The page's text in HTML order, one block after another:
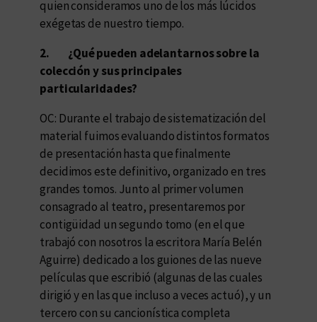
quien consideramos uno de los más lúcidos
exégetas de nuestro tiempo.
2.
¿Qué pueden adelantarnos sobre la
colección y sus principales
particularidades?
OC: Durante el trabajo de sistematización del
material fuimos evaluando distintos formatos
de presentación hasta que finalmente
decidimos este definitivo, organizado en tres
grandes tomos. Junto al primer volumen
consagrado al teatro, presentaremos por
contigüidad un segundo tomo (en el que
trabajó con nosotros la escritora María Belén
Aguirre) dedicado a los guiones de las nueve
películas que escribió (algunas de las cuales
dirigió y en las que incluso a veces actuó), y un
tercero con su cancionística completa